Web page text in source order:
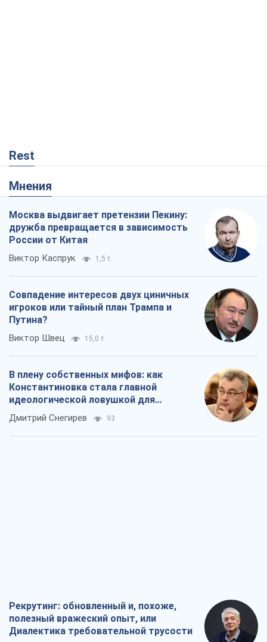
Rest
Мнения
Москва выдвигает претензии Пекину:
дружба превращается в зависимость
России от Китая
Виктор Каспрук 1,5 т.
Совпадение интересов двух циничных
игроков или тайный план Трампа и
Путина?
Виктор Швец 15,0 т.
В плену собственных мифов: как
Константиновка стала главной
идеологической ловушкой для
российских оккупантов
Дмитрий Снегирев 93
Рекрутинг: обновленный и, похоже,
полезный вражеский опыт, или
Диалектика требовательной трусости